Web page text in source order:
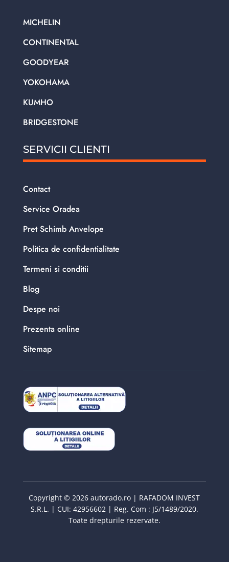
MICHELIN
CONTINENTAL
GOODYEAR
YOKOHAMA
KUMHO
BRIDGESTONE
SERVICII CLIENTI
Contact
Service Oradea
Pret Schimb Anvelope
Politica de confidentialitate
Termeni si conditii
Blog
Despe noi
Prezenta online
Sitemap
Copyright © 2026 autorado.ro | RAFADOM INVEST
S.R.L. | CUI: 42956602 | Reg. Com : J5/1489/2020.
Toate drepturile rezervate.